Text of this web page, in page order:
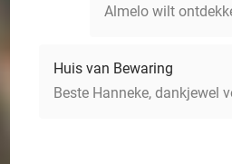
Almelo wilt
Huis van Bewaring
Beste Hanneke, dankjewel